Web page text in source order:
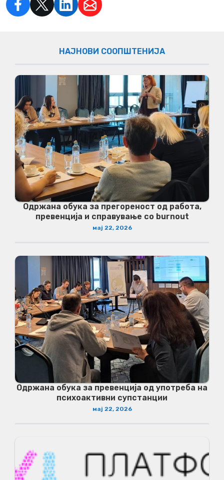
НАЈНОВИ СООПШТЕНИЈА
Одржана обука за прегореност од работа,
превенција и справување со burnout
мај 22, 2026
Одржана обука за превенција од употреба на
психоактивни супстанции
мај 22, 2026